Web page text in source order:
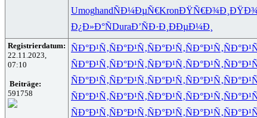
UmoghandÑÐ¼ÐµÑ€KronÐŸÑ€Ð¾Ð¸
Ð¿Ð»Ð°ÑDuraÐ’ÑÐ·Ð¸ ÐÐµÐ¼Ð¸
Registrierdatum:
22.11.2023,
07:10
Beiträge:
591758
ÑÐ°Ð¹Ñ‚ÑÐ°Ð¹Ñ‚ÑÐ°Ð¹Ñ‚ÑÐ°Ð¹Ñ‚
ÑÐ°Ð¹Ñ‚ÑÐ°Ð¹Ñ‚ÑÐ°Ð¹Ñ‚ÑÐ°Ð¹Ñ‚
ÑÐ°Ð¹Ñ‚ÑÐ°Ð¹Ñ‚ÑÐ°Ð¹Ñ‚ÑÐ°Ð¹Ñ‚
ÑÐ°Ð¹Ñ‚ÑÐ°Ð¹Ñ‚ÑÐ°Ð¹Ñ‚ÑÐ°Ð¹Ñ‚
ÑÐ°Ð¹Ñ‚ÑÐ°Ð¹Ñ‚ÑÐ°Ð¹Ñ‚ÑÐ°Ð¹Ñ‚